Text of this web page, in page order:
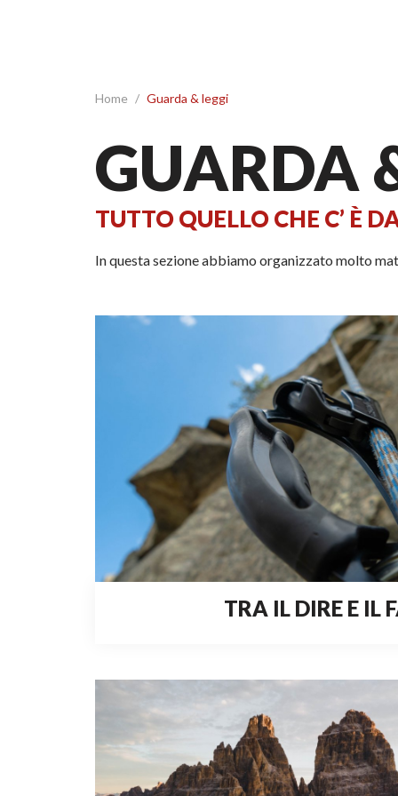
Home / Guarda & leggi
GUARDA
TUTTO QUELLO CHE C’ È
In questa sezione abbiamo organizzato molto
TRA IL DIRE E IL